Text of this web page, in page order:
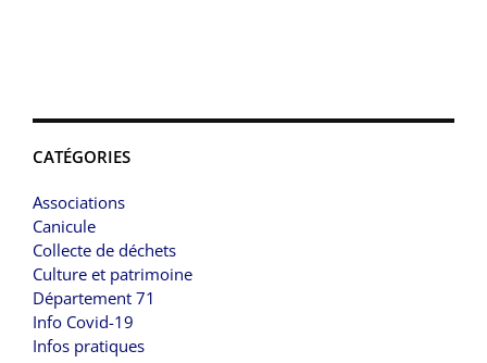
CATÉGORIES
Associations
Canicule
Collecte de déchets
Culture et patrimoine
Département 71
Info Covid-19
Infos pratiques